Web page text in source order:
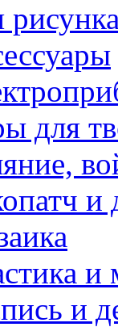
для
и
и
и